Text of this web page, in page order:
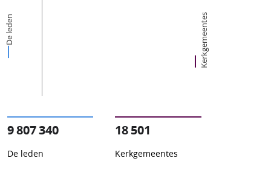
De leden Kerkgemeentes
9 807 340
De leden
18 501
Kerkgemeentes